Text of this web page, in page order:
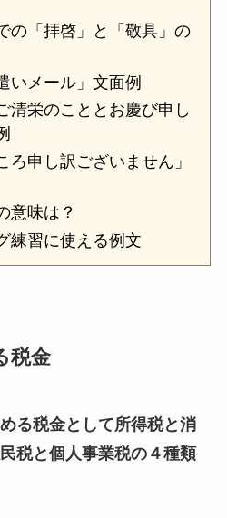
の「拝啓」と「敬具」の
いメール」文面例
清栄のこととお慶び申し
ろ申し訳ございません」
意味は？
練習に使える例文
税金
る税金として所得税と消
税と個人事業税の４種類